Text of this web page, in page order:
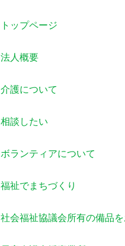
トップページ
法人概要
介護について
相談したい
ボランティアについて
福祉でまちづくり
社会福祉協議会所有の備品